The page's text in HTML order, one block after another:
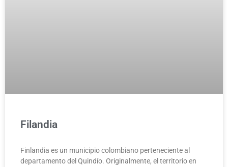
Filandia
Finlandia es un municipio colombiano perteneciente al
departamento del Quindío.​ Originalmente, el territorio en